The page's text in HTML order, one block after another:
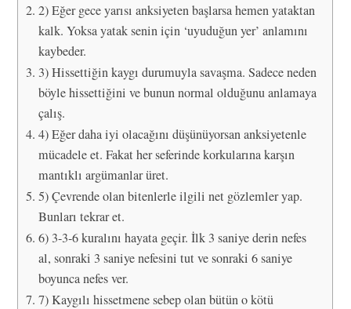
2) Eğer gece yarısı anksiyeten başlarsa hemen yataktan
kalk. Yoksa yatak senin için ‘uyuduğun yer’ anlamını
kaybeder.
3) Hissettiğin kaygı durumuyla savaşma. Sadece neden
böyle hissettiğini ve bunun normal olduğunu anlamaya
çalış.
4) Eğer daha iyi olacağını düşünüyorsan anksiyetenle
mücadele et. Fakat her seferinde korkularına karşın
mantıklı argümanlar üret.
5) Çevrende olan bitenlerle ilgili net gözlemler yap.
Bunları tekrar et.
6) 3-3-6 kuralını hayata geçir. İlk 3 saniye derin nefes
al, sonraki 3 saniye nefesini tut ve sonraki 6 saniye
boyunca nefes ver.
7) Kaygılı hissetmene sebep olan bütün o kötü